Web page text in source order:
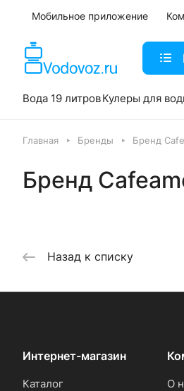
Мобильное приложение
Вода 19 литровКулеры для
Главная Бренды Бренд
Бренд
Назад к списку
Интернет-магазин
Каталог
О